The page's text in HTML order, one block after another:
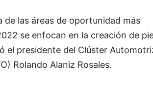
de las áreas de oportunidad más
se enfocan en la creación de
el presidente del Clúster
Rolando Alaniz Rosales.